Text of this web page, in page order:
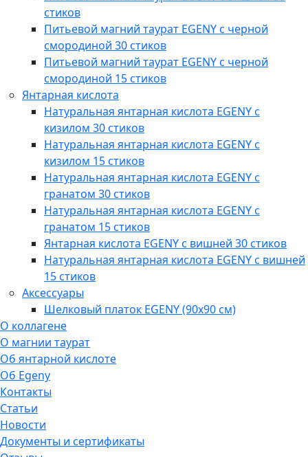
стиков
Питьевой магний таурат EGENY с черной
смородиной 30 стиков
Питьевой магний таурат EGENY с черной
смородиной 15 стиков
Янтарная кислота
Натуральная янтарная кислота EGENY с
кизилом 30 стиков
Натуральная янтарная кислота EGENY с
кизилом 15 стиков
Натуральная янтарная кислота EGENY с
гранатом 30 стиков
Натуральная янтарная кислота EGENY с
гранатом 15 стиков
Янтарная кислота EGENY с вишней 30 стиков
Натуральная янтарная кислота EGENY с вишней
15 стиков
Аксессуары
Шелковый платок EGENY (90x90 см)
О коллагене
О магнии таурат
Об янтарной кислоте
Об Egeny
Контакты
Статьи
Новости
Документы и сертификаты